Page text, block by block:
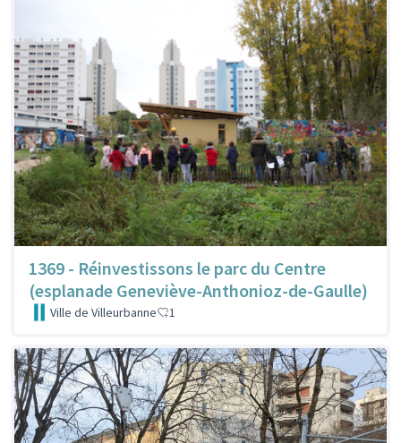
1369 - Réinvestissons le parc du Centre
(esplanade Geneviève-Anthonioz-de-Gaulle)
Ville de Villeurbanne 1